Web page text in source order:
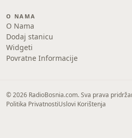
O NAMA
O Nama
Dodaj stanicu
Widgeti
Povratne Informacije
© 2026 RadioBosnia.com. Sva prava
Politika PrivatnostiUslovi Korištenja